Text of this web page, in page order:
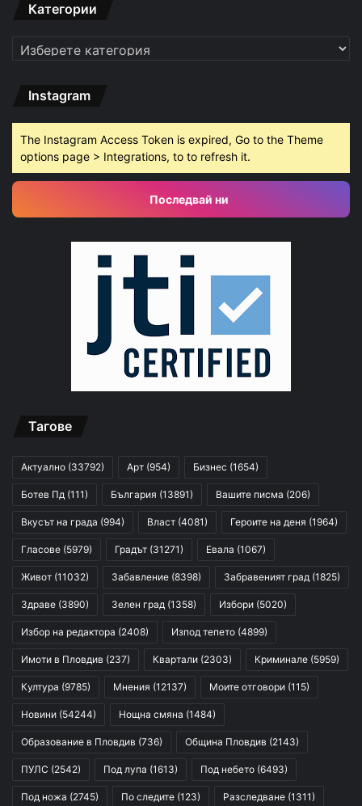
Категории
Категории
Instagram
The Instagram Access Token is expired, Go to the Theme
options page > Integrations, to to refresh it.
Последвай ни
Тагове
Актуално (33792) Арт (954) Бизнес (1654)
Ботев Пд (111) България (13891) Вашите писма (206)
Вкусът на града (994) Власт (4081) Героите на деня (1964)
Гласове (5979) Градът (31271) Евала (1067)
Живот (11032) Забавление (8398) Забравеният град (1825)
Здраве (3890) Зелен град (1358) Избори (5020)
Избор на редактора (2408) Изпод тепето (4899)
Имоти в Пловдив (237) Квартали (2303) Криминале (5959)
Култура (9785) Мнения (12137) Моите отговори (115)
Новини (54244) Нощна смяна (1484)
Образование в Пловдив (736) Община Пловдив (2143)
ПУЛС (2542) Под лупа (1613) Под небето (6493)
Под ножа (2745) По следите (123) Разследване (1311)